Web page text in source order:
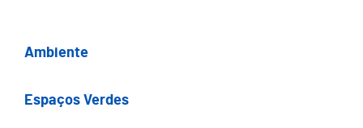
Ambiente
Espaços Verdes